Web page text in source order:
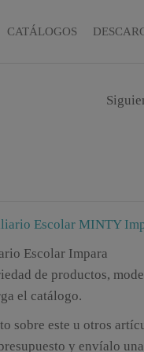
CATÁLOGOS
Escolar MINTY
Escolar Impara
de productos,
el catálogo.
sobre este u otros
y envíalo